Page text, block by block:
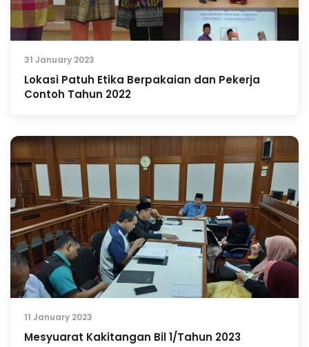
31 January 2023
Lokasi Patuh Etika Berpakaian dan Pekerja
Contoh Tahun 2022
11 January 2023
Mesyuarat Kakitangan Bil 1/Tahun 2023